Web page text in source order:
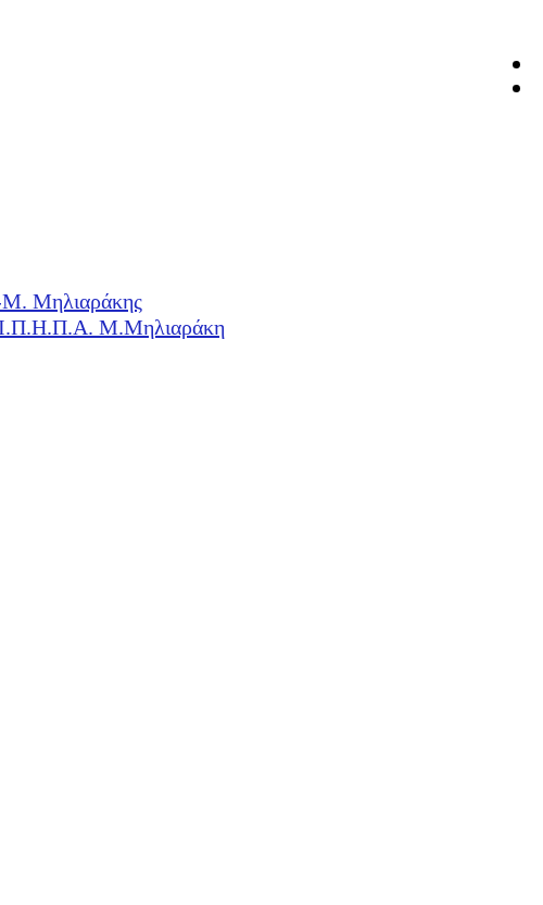
Μ. Μηλιαράκης
Ι.Π.Η.Π.Α. Μ.Μηλιαράκη